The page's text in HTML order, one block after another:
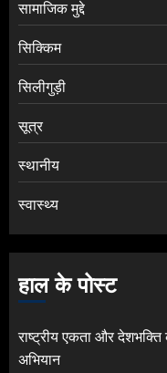
सामाजिक मुद्दे
सिक्किम
सिलीगुड़ी
सूत्र
स्थानीय
स्वास्थ्य
हाल के पोस्ट
राष्ट्रीय एकता और देशभक्ति
अभियान